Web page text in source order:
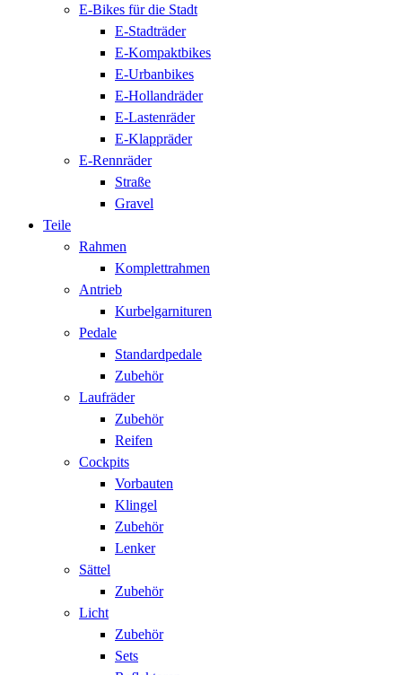
E-Bikes für die Stadt
E-Stadträder
E-Kompaktbikes
E-Urbanbikes
E-Hollandräder
E-Lastenräder
E-Klappräder
E-Rennräder
Straße
Gravel
Teile
Rahmen
Komplettrahmen
Antrieb
Kurbelgarnituren
Pedale
Standardpedale
Zubehör
Laufräder
Zubehör
Reifen
Cockpits
Vorbauten
Klingel
Zubehör
Lenker
Sättel
Zubehör
Licht
Zubehör
Sets